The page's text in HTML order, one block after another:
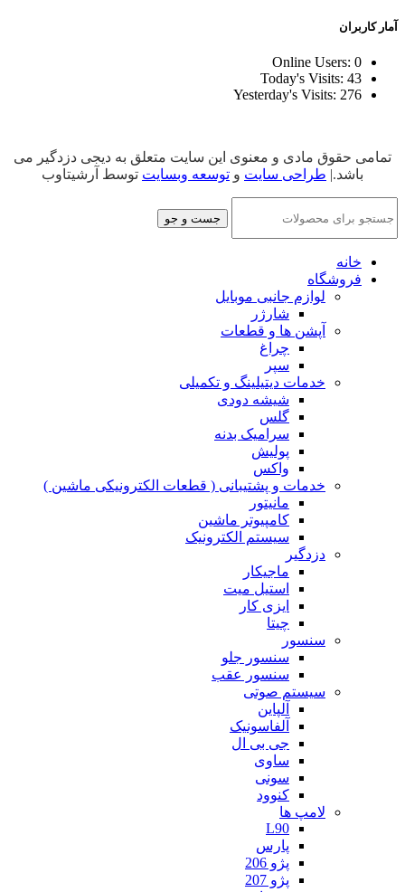
آمار کاربران
Online Users: 0
Today's Visits: 43
Yesterday's Visits: 276
تمامی حقوق مادی و معنوی این سایت متعلق به دیجی دزدگیر می
باشد.| طراحی سایت و توسعه وبسایت توسط آرشیتاوب
جست و جو
خانه
فروشگاه
لوازم جانبی موبایل
شارژر
آپشن ها و قطعات
چراغ
سپر
خدمات دیتیلینگ و تکمیلی
شیشه دودی
گلس
سرامیک بدنه
پولیش
واکس
خدمات و پشتیبانی ( قطعات الکترونیکی ماشین )
مانیتور
کامپیوتر ماشین
سیستم الکترونیک
دزدگیر
ماجیکار
استیل میت
ایزی کار
چیتا
سنسور
سنسور جلو
سنسور عقب
سیستم صوتی
آلپاین
آلفاسونیک
جی بی ال
ساوی
سونی
کنوود
لامپ ها
L90
پارس
پژو 206
پژو 207